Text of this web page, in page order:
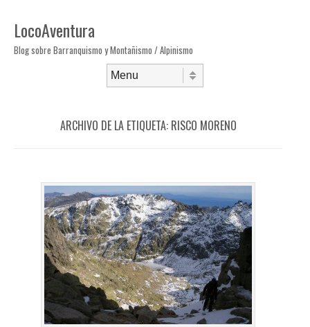
LocoAventura
Blog sobre Barranquismo y Montañismo / Alpinismo
ARCHIVO DE LA ETIQUETA: RISCO MORENO